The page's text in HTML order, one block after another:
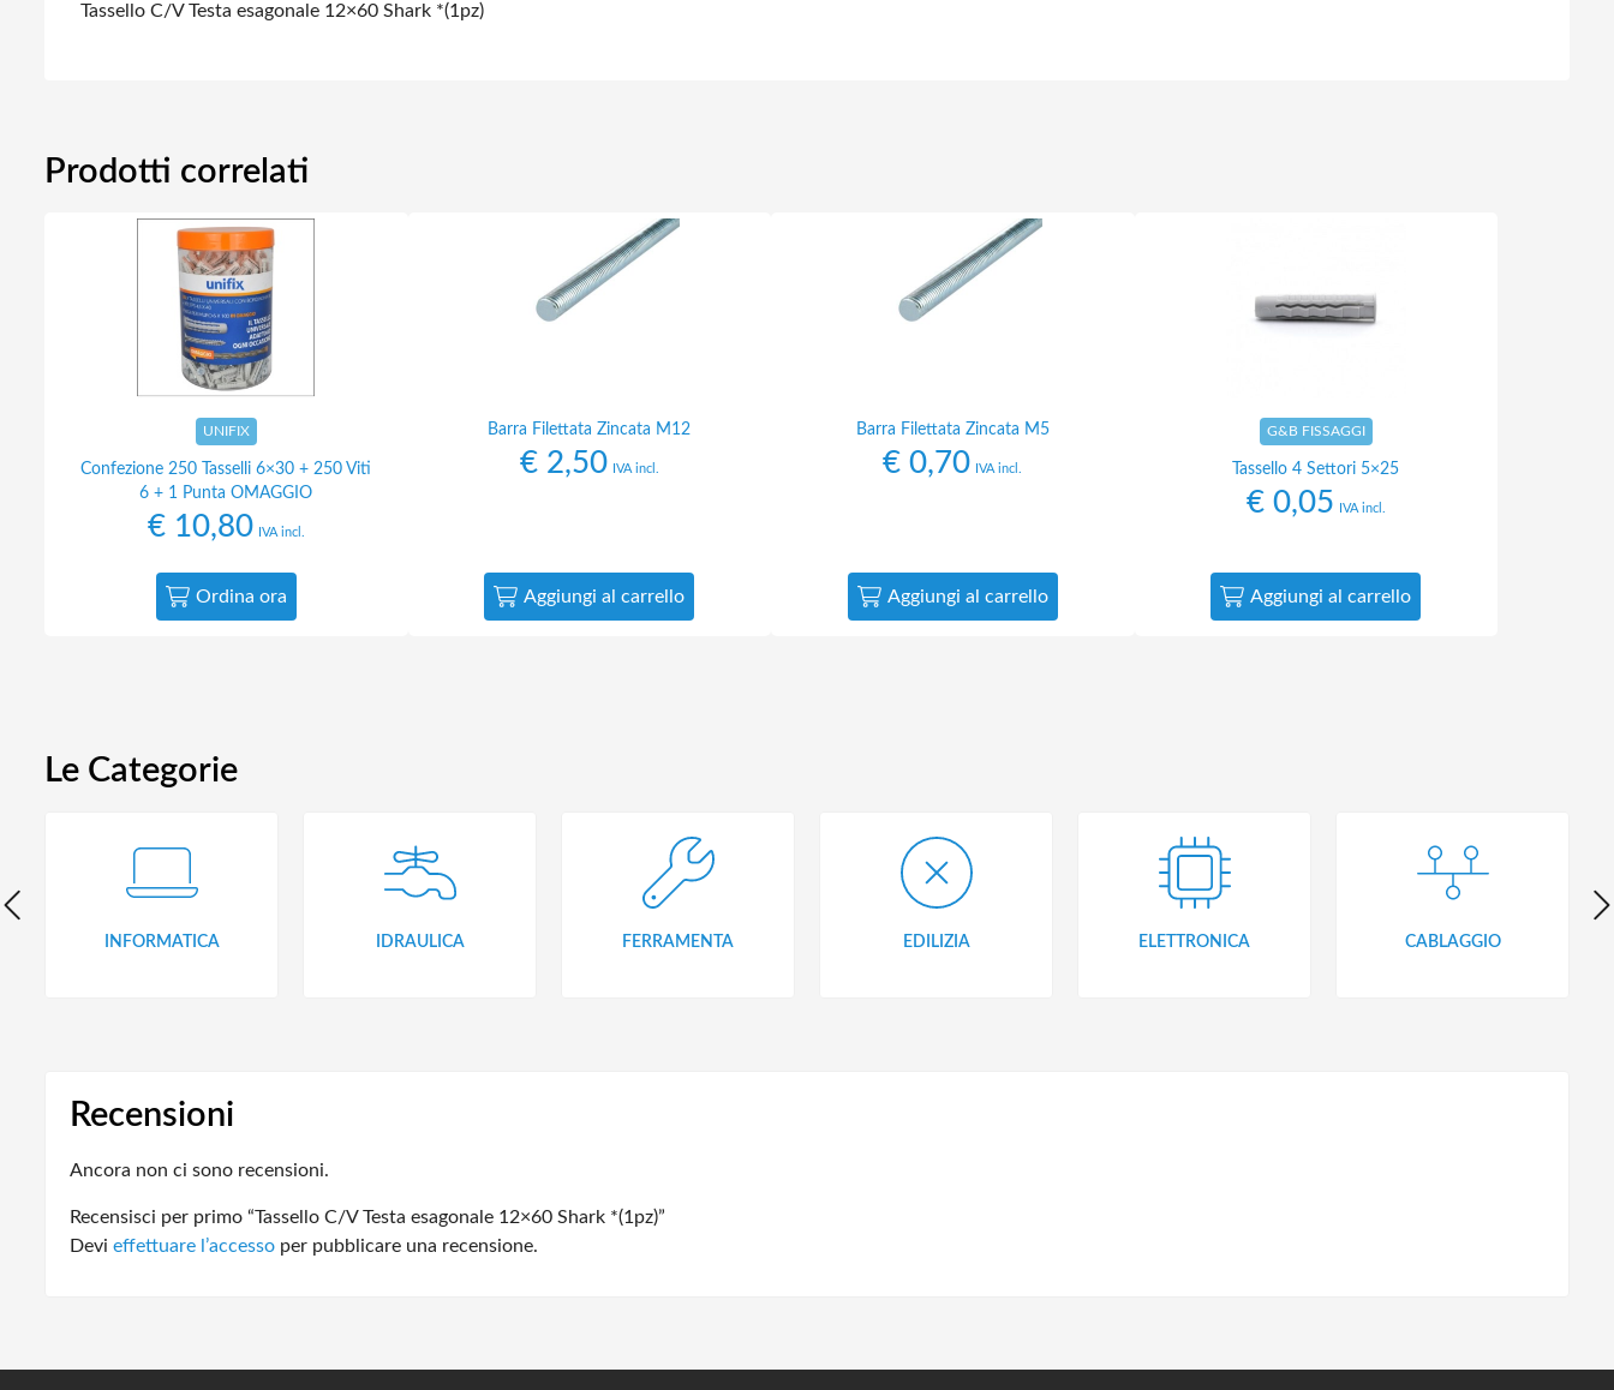
Tassello C/V Testa esagonale 12×60 Shark *(1pz)
Prodotti correlati
UNIFIX
Confezione 250 Tasselli 6×30 + 250 Viti
6 + 1 Punta OMAGGIO
€10,80 IVA incl.
Ordina ora
Barra Filettata Zincata M12
€2,50 IVA incl.
Aggiungi al carrello
Barra Filettata Zincata M5
€ 0,70 IVA incl.
Aggiungi al carrello
G&B FISSAGGI
Tassello 4 Settori 5×25
€0,05 IVA incl.
Aggiungi al carrello
Le Categorie
INFORMATICA IDRAULICA FERRAMENTA EDILIZIA ELETTRONICA CABLAGGIO
Recensioni
Ancora non ci sono recensioni.
Recensisci per primo “Tassello C/V Testa esagonale 12×60 Shark *(1pz)”
Devi effettuare l’accesso per pubblicare una recensione.